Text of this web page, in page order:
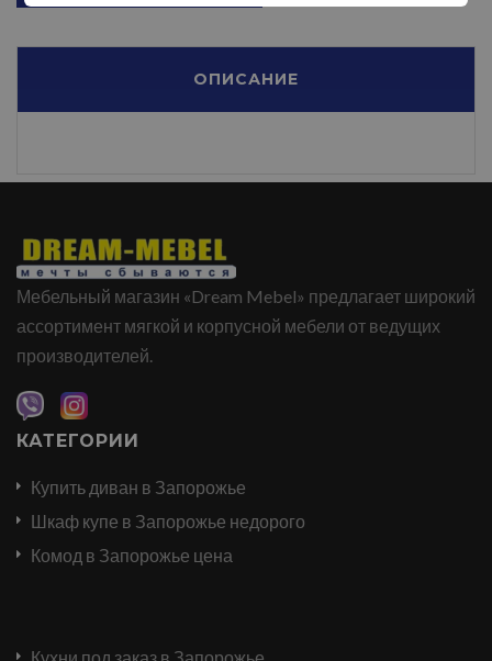
ОПИСАНИЕ
Мебельный магазин «Dream Mebel» предлагает широкий
ассортимент мягкой и корпусной мебели от ведущих
производителей.
КАТЕГОРИИ
Купить диван в Запорожье
Шкаф купе в Запорожье недорого
Комод в Запорожье цена
Кухни под заказ в Запорожье